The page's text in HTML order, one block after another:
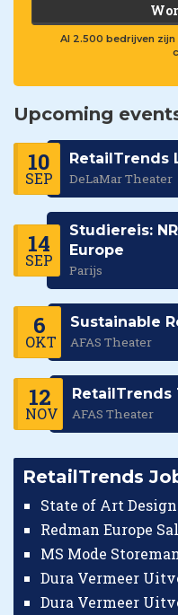
Al 2.500 bedrijven
Upcoming
10
SEP
RetailTrends
DeLaMar Theater
14
SEP
Studiereis:
Europe
Parijs
6
OKT
Sustainable
AFAS Theater
12
NOV
RetailTrends
AFAS Theater
RetailTrends
State of Art
Redman Europe
MS Mode
Dura Vermeer
Dura Vermeer